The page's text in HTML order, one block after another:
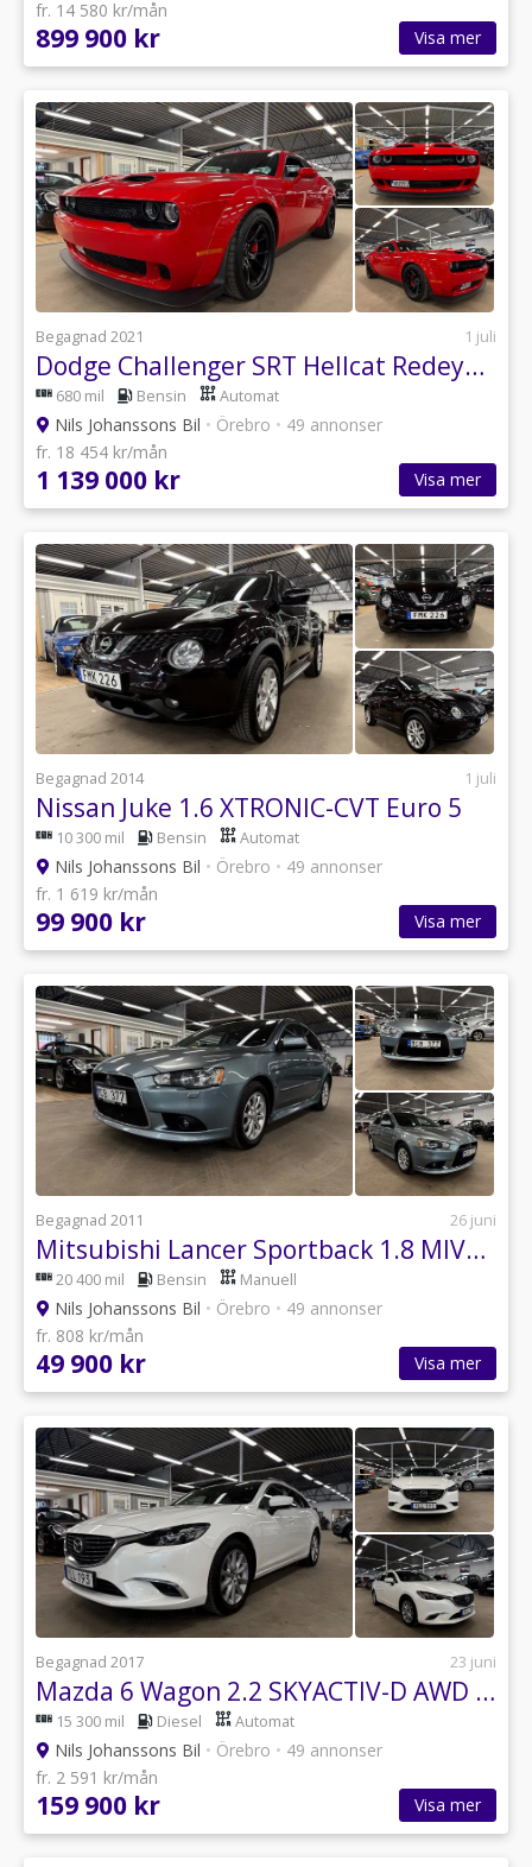
fr. 14 580 kr/mån
899 900 kr Visa mer
Begagnad 2021 1 juli
Dodge Challenger SRT Hellcat Redeye TorqueFlite Euro 6
680 mil Bensin Automat
Nils Johanssons Bil • Örebro • 49 annonser
fr. 18 454 kr/mån
1 139 000 kr Visa mer
Begagnad 2014 1 juli
Nissan Juke 1.6 XTRONIC-CVT Euro 5
10 300 mil Bensin Automat
Nils Johanssons Bil • Örebro • 49 annonser
fr. 1 619 kr/mån
99 900 kr Visa mer
Begagnad 2011 26 juni
Mitsubishi Lancer Sportback 1.8 MIVEC Inform Euro 5
20 400 mil Bensin Manuell
Nils Johanssons Bil • Örebro • 49 annonser
fr. 808 kr/mån
49 900 kr Visa mer
Begagnad 2017 23 juni
Mazda 6 Wagon 2.2 SKYACTIV-D AWD Euro 6
15 300 mil Diesel Automat
Nils Johanssons Bil • Örebro • 49 annonser
fr. 2 591 kr/mån
159 900 kr Visa mer